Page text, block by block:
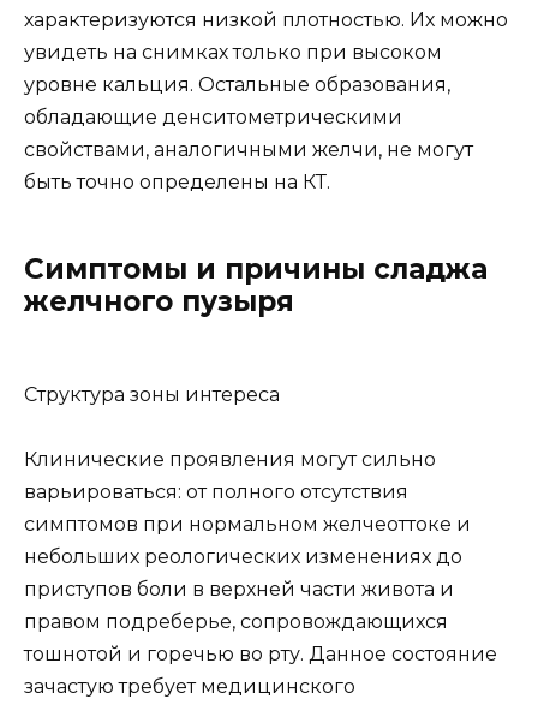
характеризуются низкой плотностью. Их можно
увидеть на снимках только при высоком
уровне кальция. Остальные образования,
обладающие денситометрическими
свойствами, аналогичными желчи, не могут
быть точно определены на КТ.
Симптомы и причины сладжа
желчного пузыря
Структура зоны интереса
Клинические проявления могут сильно
варьироваться: от полного отсутствия
симптомов при нормальном желчеоттоке и
небольших реологических изменениях до
приступов боли в верхней части живота и
правом подреберье, сопровождающихся
тошнотой и горечью во рту. Данное состояние
зачастую требует медицинского